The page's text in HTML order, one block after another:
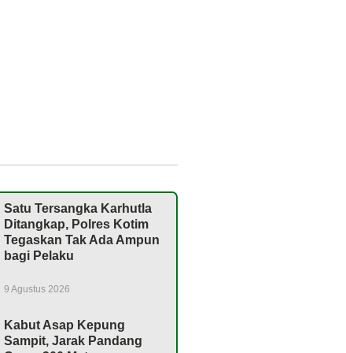
Satu Tersangka Karhutla
Ditangkap, Polres Kotim
Tegaskan Tak Ada Ampun
bagi Pelaku
9 Agustus 2026
Kabut Asap Kepung
Sampit, Jarak Pandang